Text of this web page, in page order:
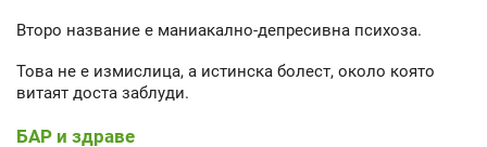
Второ название е маниакално-депресивна психоза.
Това не е измислица, а истинска болест, около която
витаят доста заблуди.
БАР и здраве